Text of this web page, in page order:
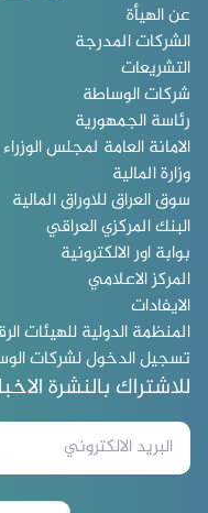
عن الهيأة
الشركات المدرجة
التشريعات
شركات الوساطة
رئاسة الجمهورية
الامانة العامة لمجلس الوزراء
وزارة المالية
سوق العراق للاوراق المالية
البنك المركزي العراقي
بوابة اور الالكترونية
المركز الاعلامي
الايفادات
المنظمة الدولية للهيئات
تسجيل الدخول لشركات
للاشتراك بالنشرة